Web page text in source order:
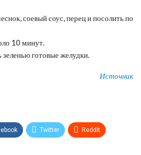
соевый соус, перец и посолить по
10 минут.
готовые желудки.
Источник
Twitter ReddIt